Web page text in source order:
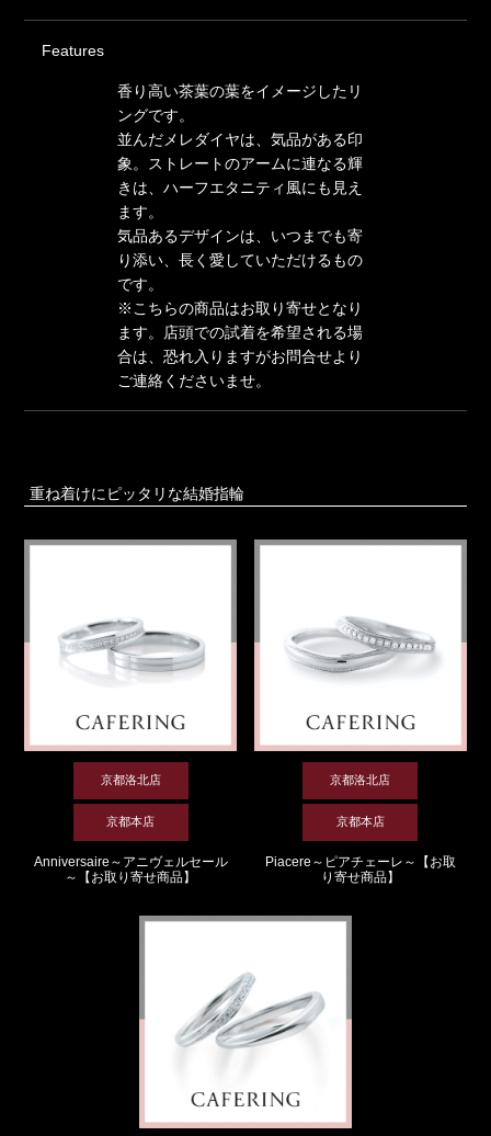
Features
香り高い茶葉の葉をイメージしたリ
ングです。
並んだメレダイヤは、気品がある印
象。ストレートのアームに連なる輝
きは、ハーフエタニティ風にも見え
ます。
気品あるデザインは、いつまでも寄
り添い、長く愛していただけるもの
です。
※こちらの商品はお取り寄せとなり
ます。店頭での試着を希望される場
合は、恐れ入りますがお問合せより
ご連絡くださいませ。
重ね着けにピッタリな結婚指輪
京都洛北店
京都本店
Anniversaire～アニヴェルセール
～【お取り寄せ商品】
京都洛北店
京都本店
Piacere～ピアチェーレ～【お取
り寄せ商品】